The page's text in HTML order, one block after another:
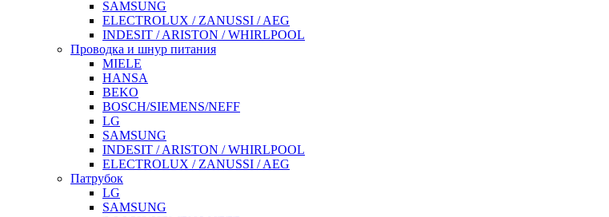
SAMSUNG
ELECTROLUX / ZANUSSI / AEG
INDESIT / ARISTON / WHIRLPOOL
Проводка и шнур питания
MIELE
HANSA
BEKO
BOSCH/SIEMENS/NEFF
LG
SAMSUNG
INDESIT / ARISTON / WHIRLPOOL
ELECTROLUX / ZANUSSI / AEG
Патрубок
LG
SAMSUNG